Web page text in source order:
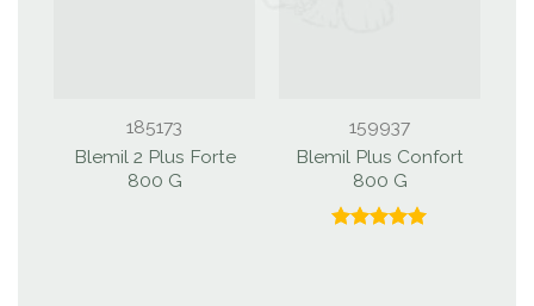
185173
Blemil 2 Plus Forte
800 G
159937
Blemil Plus Confort
800 G